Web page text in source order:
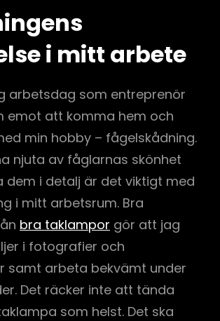
i mitt arbete
arbetsdag som entreprenör
emot att komma hem och
min hobby – fågelskådning.
njuta av fåglarnas skönhet
dem i detalj är det viktigt med
i mitt arbetsrum. Bra
bra taklampor gör att jag
i fotografier och
samt arbeta bekvämt under
Det räcker inte att tända
som helst. Det ska